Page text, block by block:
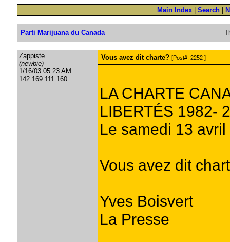
Main Index Search
Parti Marijuana du Canada
Zappiste
(newbie)
1/16/03 05:23 AM
142.169.111.160
Vous avez dit charte? [Post#: 2252 ]
LA CHARTE
LIBERTÉS 1982-
Le samedi 13 avril
Vous avez dit
Yves Boisvert
La Presse